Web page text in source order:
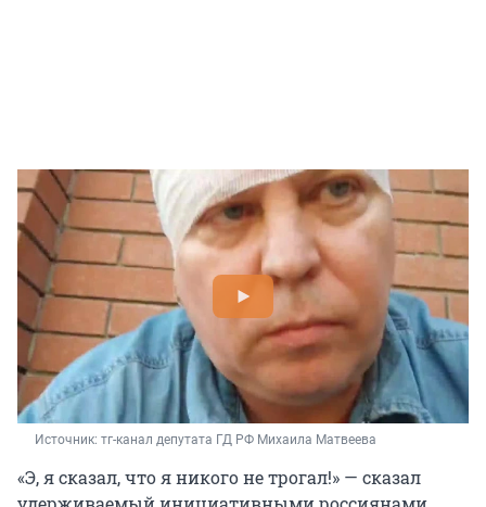
Источник: тг-канал депутата ГД РФ Михаила Матвеева
«Э, я сказал, что я никого не трогал!» — сказал